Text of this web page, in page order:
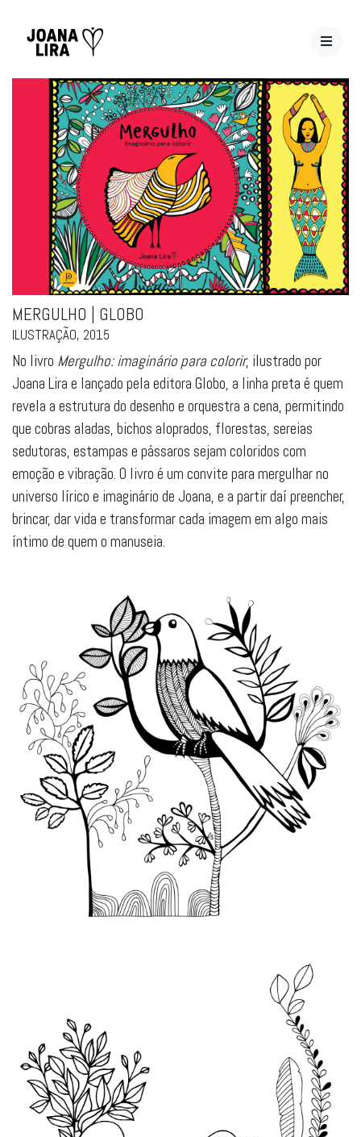
MERGULHO | GLOBO
ILUSTRAÇÃO, 2015
No livro Mergulho: imaginário para colorir, ilustrado por
Joana Lira e lançado pela editora Globo, a linha preta é quem
revela a estrutura do desenho e orquestra a cena, permitindo
que cobras aladas, bichos aloprados, florestas, sereias
sedutoras, estampas e pássaros sejam coloridos com
emoção e vibração. O livro é um convite para mergulhar no
universo lírico e imaginário de Joana, e a partir daí preencher,
brincar, dar vida e transformar cada imagem em algo mais
íntimo de quem o manuseia.